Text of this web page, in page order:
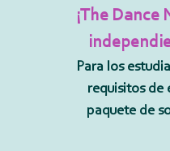
¡The
Para los
requisitos de
paquete de